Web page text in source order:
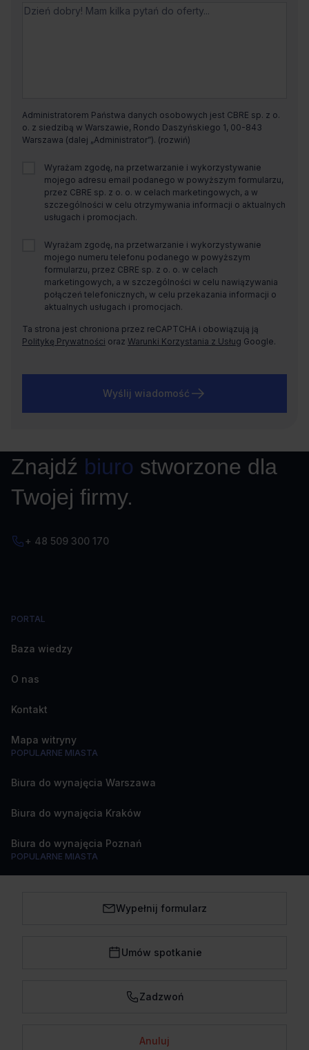
Administratorem Państwa danych osobowych jest CBRE sp. z o.
o. z siedzibą w Warszawie, Rondo Daszyńskiego 1, 00-843
Warszawa (dalej „Administrator”).
Wyrażam zgodę, na przetwarzanie i wykorzystywanie
mojego adresu email podanego w powyższym formularzu,
przez CBRE sp. z o. o. w celach marketingowych, a w
szczególności w celu otrzymywania informacji o aktualnych
usługach i promocjach.
Wyrażam zgodę, na przetwarzanie i wykorzystywanie
mojego numeru telefonu podanego w powyższym
formularzu, przez CBRE sp. z o. o. w celach
marketingowych, a w szczególności w celu nawiązywania
połączeń telefonicznych, w celu przekazania informacji o
aktualnych usługach i promocjach.
Ta strona jest chroniona przez reCAPTCHA i obowiązują ją
Politykę Prywatności oraz Warunki Korzystania z Usług Google.
Wyślij wiadomość
Znajdź biuro stworzone dla
Twojej firmy.
+ 48 509 300 170
PORTAL
Baza wiedzy
O nas
Kontakt
Mapa witryny
POPULARNE MIASTA
Biura do wynajęcia Warszawa
Biura do wynajęcia Kraków
Biura do wynajęcia Poznań
POPULARNE MIASTA
Biura do wynajęcia Wrocław
Biura do wynajęcia Trójmiasto
Wypełnij formularz
Umów spotkanie
Zadzwoń
Anuluj